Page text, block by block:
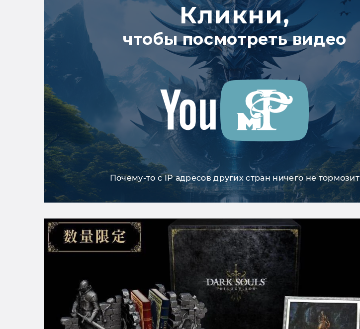
Кликни,
чтобы посмотреть видео
Почему-то с IP адресов других стран ничего не тормозит